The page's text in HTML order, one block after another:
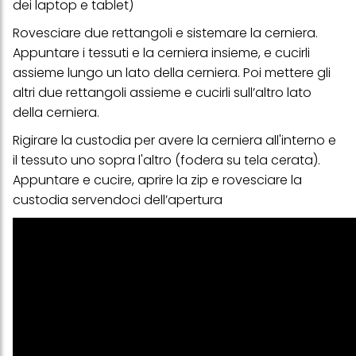
dei laptop e tablet)
Rovesciare due rettangoli e sistemare la cerniera.
Appuntare i tessuti e la cerniera insieme, e cucirli
assieme lungo un lato della cerniera. Poi mettere gli
altri due rettangoli assieme e cucirli sull’altro lato
della cerniera.
Rigirare la custodia per avere la cerniera all'interno e
il tessuto uno sopra l'altro (fodera su tela cerata).
Appuntare e cucire, aprire la zip e rovesciare la
custodia servendoci dell’apertura